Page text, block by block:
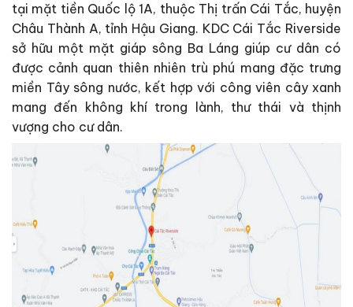
tại mặt tiền Quốc lộ 1A, thuộc Thị trấn Cái Tắc, huyện
Châu Thành A, tỉnh Hậu Giang. KDC Cái Tắc Riverside
sở hữu một mặt giáp sông Ba Láng giúp cư dân có
được cảnh quan thiên nhiên trù phú mang đặc trưng
miền Tây sông nước, kết hợp với công viên cây xanh
mang đến không khí trong lành, thư thái và thịnh
vượng cho cư dân.